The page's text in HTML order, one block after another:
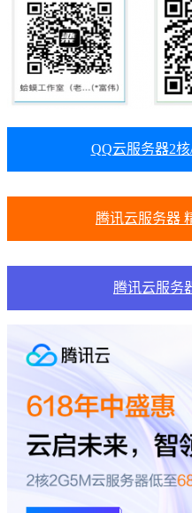
QQ云服务器2
腾讯云服务器
腾讯云服务